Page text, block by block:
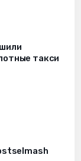
такси